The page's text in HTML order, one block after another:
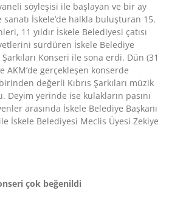
söyleşisi ile başlayan ve bir ay
İskele’de halkla buluşturan 15.
11 yıldır İskele Belediyesi çatısı
sürdüren İskele Belediye
Konseri ile sona erdi. Dün (31
AKM’de gerçekleşen konserde
değerli Kıbrıs Şarkıları müzik
Deyim yerinde ise kulakların pasını
arasında İskele Belediye Başkanı
İskele Belediyesi Meclis Üyesi Zekiye
çok beğenildi